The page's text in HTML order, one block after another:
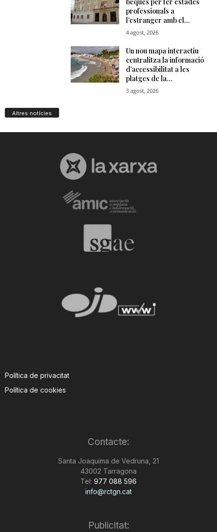
Altres notícies
Política de privacitat
Política de cookies
Contacte:
Santa Joaquima de Vedruna, 21
43002 Tarragona
Tel: 977 088 596
info@rctgn.cat
Publicitat: